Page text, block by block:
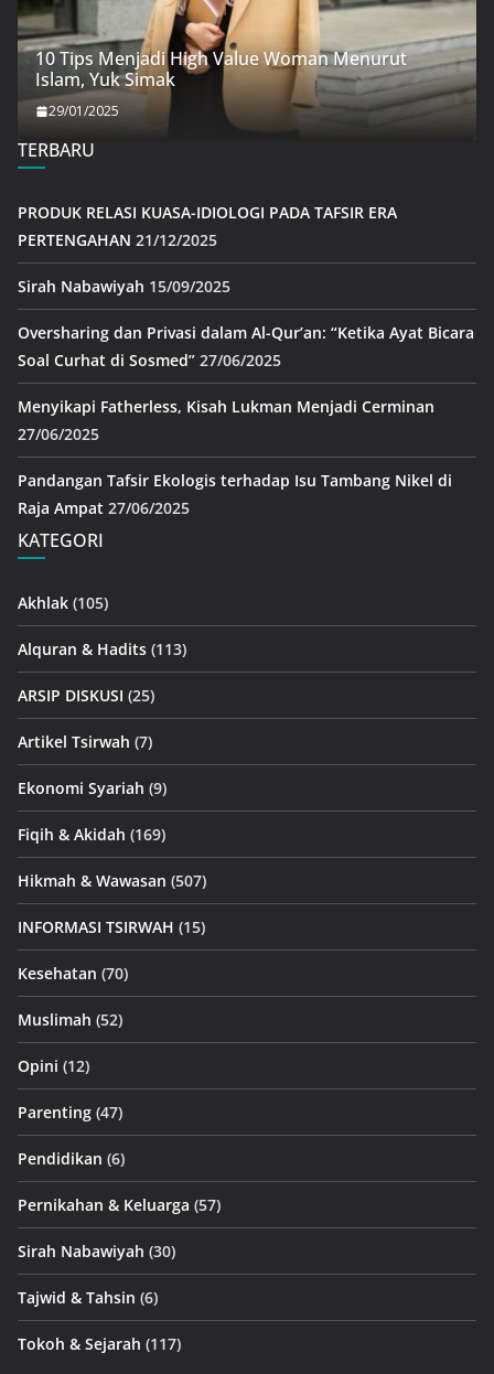
10 Tips Menjadi High Value Woman Menurut
Islam, Yuk Simak
29/01/2025
TERBARU
PRODUK RELASI KUASA-IDIOLOGI PADA TAFSIR ERA
PERTENGAHAN 21/12/2025
Sirah Nabawiyah 15/09/2025
Oversharing dan Privasi dalam Al-Qur’an: “Ketika Ayat Bicara
Soal Curhat di Sosmed” 27/06/2025
Menyikapi Fatherless, Kisah Lukman Menjadi Cerminan
27/06/2025
Pandangan Tafsir Ekologis terhadap Isu Tambang Nikel di
Raja Ampat 27/06/2025
KATEGORI
Akhlak (105)
Alquran & Hadits (113)
ARSIP DISKUSI (25)
Artikel Tsirwah (7)
Ekonomi Syariah (9)
Fiqih & Akidah (169)
Hikmah & Wawasan (507)
INFORMASI TSIRWAH (15)
Kesehatan (70)
Muslimah (52)
Opini (12)
Parenting (47)
Pendidikan (6)
Pernikahan & Keluarga (57)
Sirah Nabawiyah (30)
Tajwid & Tahsin (6)
Tokoh & Sejarah (117)